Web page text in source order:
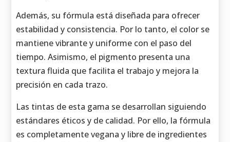
Además, su fórmula está diseñada para ofrecer
estabilidad y consistencia. Por lo tanto, el color se
mantiene vibrante y uniforme con el paso del
tiempo. Asimismo, el pigmento presenta una
textura fluida que facilita el trabajo y mejora la
precisión en cada trazo.
Las tintas de esta gama se desarrollan siguiendo
estándares éticos y de calidad. Por ello, la fórmula
es completamente vegana y libre de ingredientes